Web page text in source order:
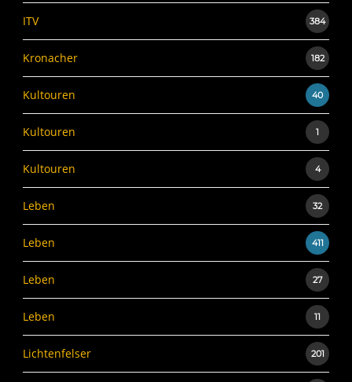
ITV 384
Kronacher 182
Kultouren 40
Kultouren 1
Kultouren 4
Leben 32
Leben 411
Leben 27
Leben 11
Lichtenfelser 201